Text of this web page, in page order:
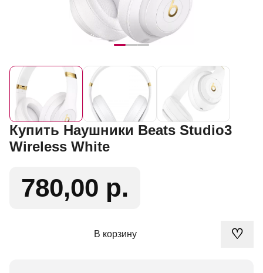
Купить Наушники Beats Studio3
Wireless White
780,00 р.
В корзину ♡